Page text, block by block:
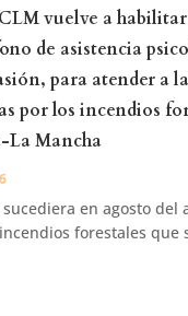
vuelve a
de asistencia
para atender a
por los incendios
La Mancha
sucediera en agosto del
forestales que